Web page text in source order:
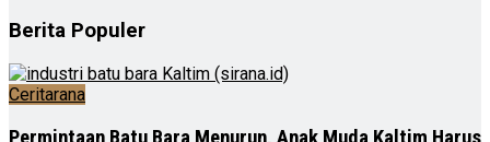
Berita Populer
Ceritarana